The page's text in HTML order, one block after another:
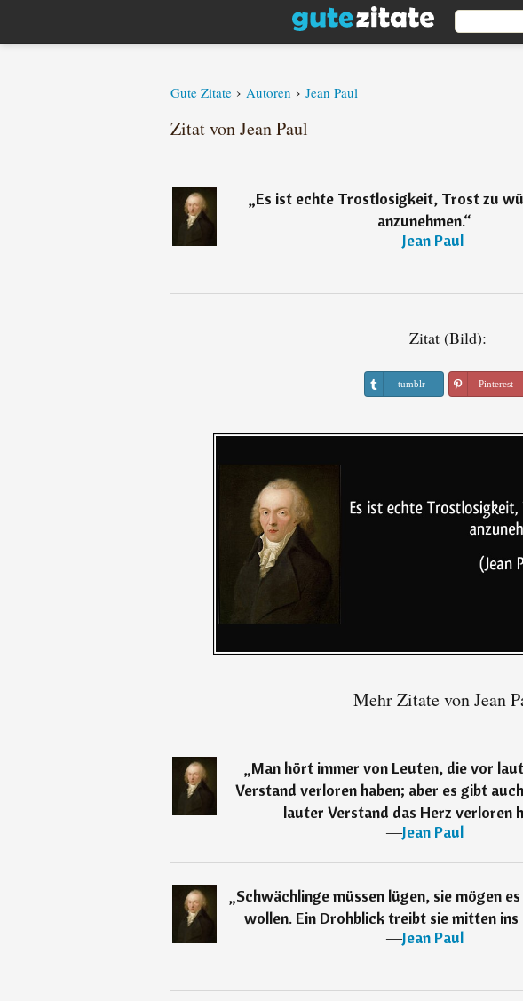
Gute Zitate › Autoren › Jean Paul
Zitat von Jean Paul
„Es ist echte Trostlosigkeit, Trost zu
anzunehmen.“
―Jean Paul
Zitat (Bild):
tumblr Pinterest
Mehr Zitate von Jean
„Man hört immer von Leuten, die vor
Verstand verloren haben; aber es gibt
lauter Verstand das Herz verloren
―Jean Paul
„Schwächlinge müssen lügen, sie mögen
wollen. Ein Drohblick treibt sie mitten ins
―Jean Paul